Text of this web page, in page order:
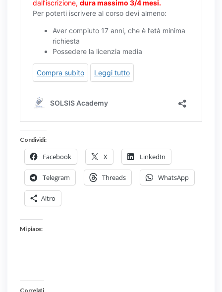
Condividi:
Facebook X LinkedIn
Telegram Threads WhatsApp
Altro
Mi piace:
Correlati